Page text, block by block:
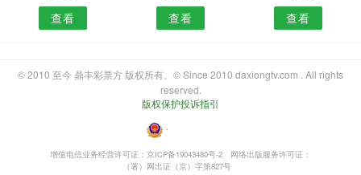
查看 查看 查看
© 2010 至今 鼎丰彩票方 版权所有。© Since 2010 daxiongtv.com . All rights
reserved.
版权保护投诉指引
・
增值电信业务经营许可证：京ICP备19043480号-2
网络出版服务许可证：
（署）网出证（京）字第827号